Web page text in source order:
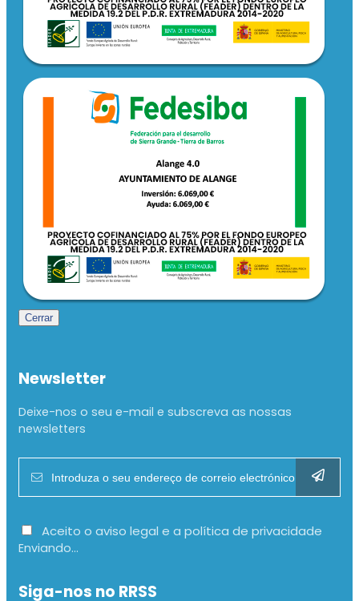
Cerrar
Newsletter
Deixe-nos o seu e-mail e subscreva as nossas
newsletters
Aceito o aviso legal e a política de privacidade
Enviando...
Siga-nos no RRSS